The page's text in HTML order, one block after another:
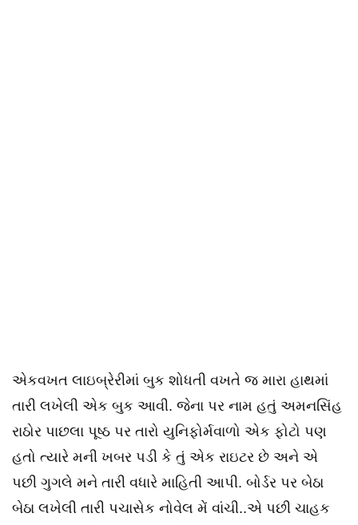
એકવખત લાઇબ્રેરીમાં બુક શોધતી વખતે જ મારા હાથમાં
તારી લખેલી એક બુક આવી. જેના પર નામ હતું અમનસિંહ
રાઠોર પાછલા પૂષ્ઠ પર તારો યુનિફોર્મવાળો એક ફોટો પણ
હતો ત્યારે મની ખબર પડી કે તું એક રાઇટર છે અને એ
પછી ગુગલે મને તારી વધારે માહિતી આપી. બોર્ડર પર બેઠા
બેઠા લખેલી તારી પચાસેક નોવેલ મેં વાંચી..એ પછી ચાહક